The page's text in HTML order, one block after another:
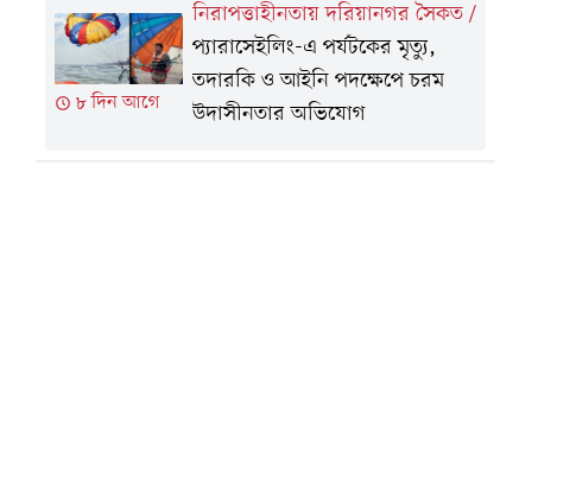
৮ দিন আগে
নিরাপত্তাহীনতায় দরিয়ানগর সৈকত/
প্যারাসেইলিং-এ পর্যটকের মৃত্যু,
তদারকি ও আইনি পদক্ষেপে চরম
উদাসীনতার অভিযোগ